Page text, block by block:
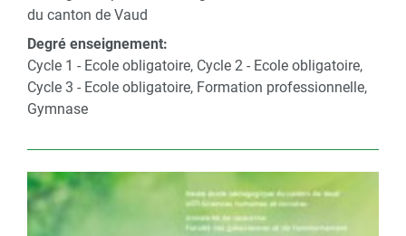
du canton de Vaud
Degré enseignement:
Cycle 1 - Ecole obligatoire, Cycle 2 - Ecole obligatoire,
Cycle 3 - Ecole obligatoire, Formation professionnelle,
Gymnase